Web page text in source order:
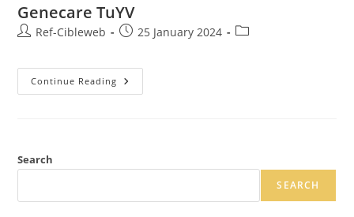
Genecare TuYV
Ref-Cibleweb 25 January 2024
Continue Reading
Search
SEARCH